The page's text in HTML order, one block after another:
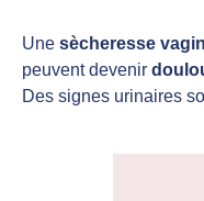
Une sècheresse
peuvent devenir
Des signes urinaires